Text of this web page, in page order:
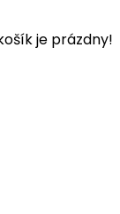
je prázdny!